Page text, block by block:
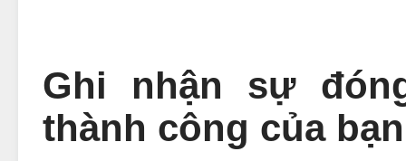
Ghi nhận sự
thành công của bạn